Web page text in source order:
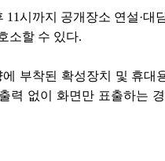
11시까지 공개장소 연설·대
소할 수 있다.
부착된 확성장치 및 휴대
력 없이 화면만 표출하는